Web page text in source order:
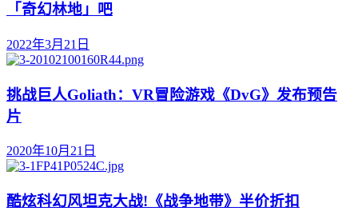
「奇幻林地」吧
2022年3月21日
挑战巨人Goliath：VR冒险游戏《DvG》发布预告
片
2020年10月21日
酷炫科幻风坦克大战!《战争地带》半价折扣